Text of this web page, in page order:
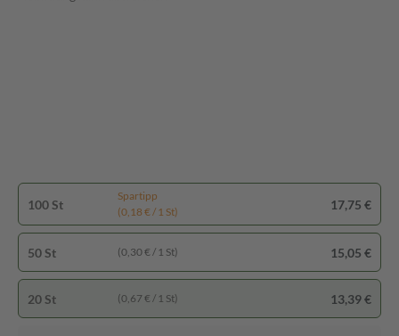
100 St
Spartipp
(0,18 € / 1 St)
17,75 €
50 St (0,30 € / 1 St) 15,05 €
20 St (0,67 € / 1 St) 13,39 €